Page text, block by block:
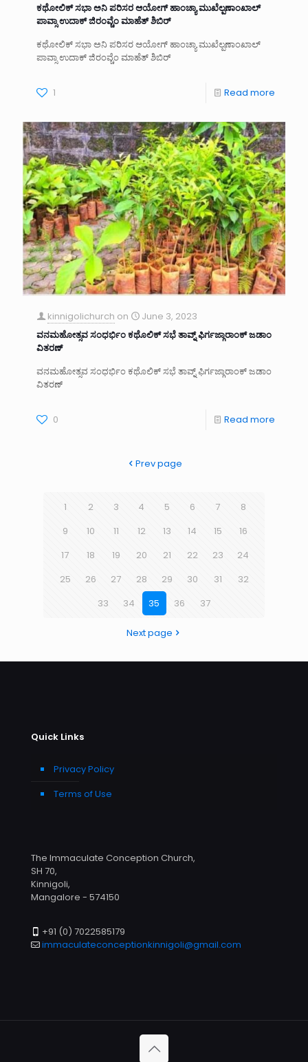
ಕಥೋಲಿಕ್ ಸಭಾ ಅನಿ ಪರಿಸರ ಆಯೋಗ್ ಹಾಂಚ್ಯಾ ಮುಖೆಲ್ಪಣಾಂಖಾಲ್
ಪಾವ್ಸಾ ಉದಾಕ್ ಜಿರಂವ್ಚೆಂ ಮಾಹೆತ್ ಶಿಬಿರ್
ಕಥೋಲಿಕ್ ಸಭಾ ಅನಿ ಪರಿಸರ ಆಯೋಗ್ ಹಾಂಚ್ಯಾ ಮುಖೆಲ್ಪಣಾಂಖಾಲ್
ಪಾವ್ಸಾ ಉದಾಕ್ ಜಿರಂವ್ಚೆಂ ಮಾಹೆತ್ ಶಿಬಿರ್
1 Read more
kinnigolichurch on
June 3, 2023
ವನಮಹೋತ್ಸವ ಸಂಧರ್ಭಿಂ ಕಥೊಲಿಕ್ ಸಭೆ ತಾವ್ನ್ ಫಿರ್ಗಜ್ಗಾರಾಂಕ್ ಜಡಾಂ
ವಿತರಣ್
ವನಮಹೋತ್ಸವ ಸಂಧರ್ಭಿಂ ಕಥೊಲಿಕ್ ಸಭೆ ತಾವ್ನ್ ಫಿರ್ಗಜ್ಗಾರಾಂಕ್ ಜಡಾಂ
ವಿತರಣ್
0 Read more
Prev page
1 2 3 4 5 6 7
8
9
10 11 12 13 14 15
16
17
18 19 20 21 22 23
24
25
26 27 28 29 30 31
32
33
34 35 36 37
Next page
Quick Links
Privacy Policy
Terms of Use
The Immaculate Conception Church,
SH 70,
Kinnigoli,
Mangalore - 574150
+91 (0) 7022585179
immaculateconceptionkinnigoli@gmail.com